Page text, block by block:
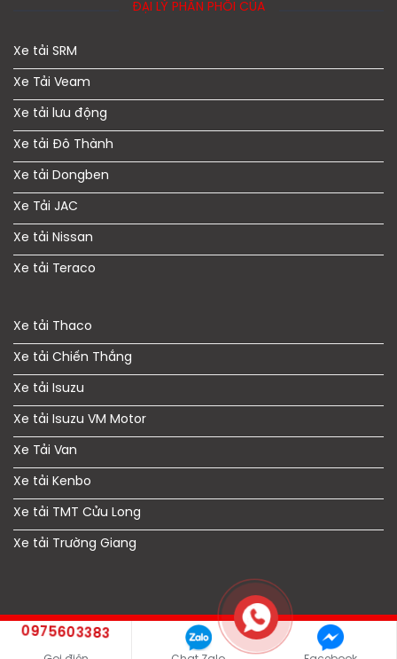
ĐẠI LÝ PHÂN PHỐI CỦA
Xe tải SRM
Xe Tải Veam
Xe tải lưu động
Xe tải Đô Thành
Xe tải Dongben
Xe Tải JAC
Xe tải Nissan
Xe tải Teraco
Xe tải Thaco
Xe tải Chiến Thắng
Xe tải Isuzu
Xe tải Isuzu VM Motor
Xe Tải Van
Xe tải Kenbo
Xe tải TMT Cửu Long
Xe tải Trường Giang
Copyright © 2021 xetaigiagoc.vn
0975603383